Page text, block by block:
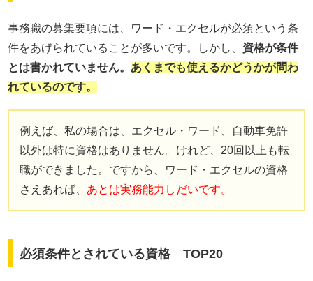
事務職の募集要項には、ワード・エクセルが必須という条
件をあげられていることが多いです。しかし、 資格が条件
とは書かれていません。 あくまでも使えるかどうかが問わ
れているのです。
例えば、私の場合は、エクセル・ワード、自動車免許
以外は特に資格はありません。けれど、20回以上も転
職ができました。ですから、ワード・エクセルの資格
さえあれば、 あとは実務能力しだいです。
必須条件とされている資格 TOP20